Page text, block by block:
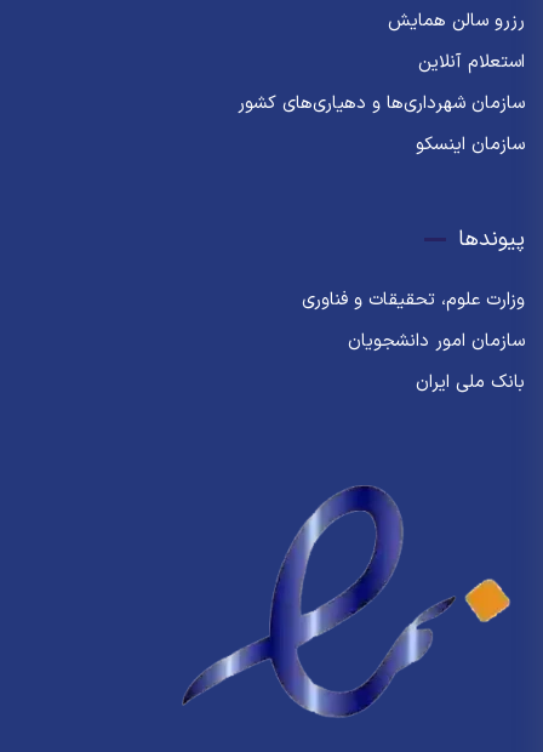
رزرو سالن همایش
استعلام آنلاین
سازمان شهرداری‌ها و دهیاری‌های کشور
سازمان اینسکو
پیوندها
وزارت علوم، تحقیقات و فناوری
سازمان امور دانشجویان
بانک ملی ایران